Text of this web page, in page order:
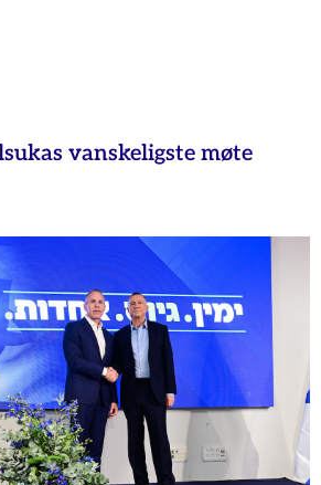
vanskeligste møte